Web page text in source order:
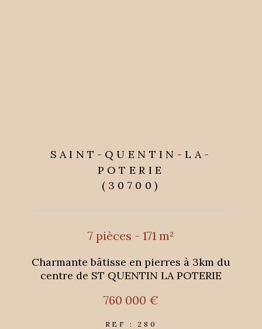
SAINT-QUENTIN-LA-
POTERIE
(30700)
7 pièces - 171 m²
Charmante bâtisse en pierres à 3km du
centre de ST QUENTIN LA POTERIE
760 000 €
REF : 280